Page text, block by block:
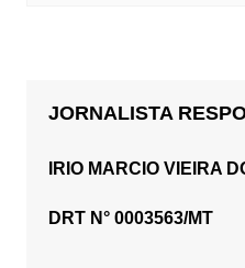
JORNALISTA
IRIO MARCIO VIEIRA
DRT N° 0003563/MT